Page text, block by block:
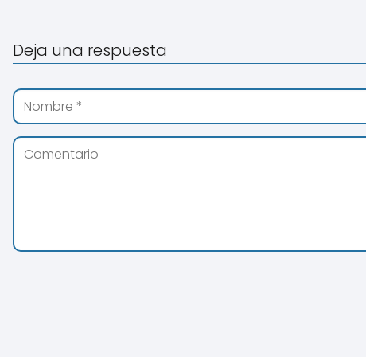
Deja una respuesta